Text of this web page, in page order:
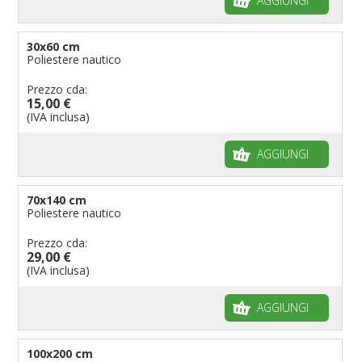
Bandiere per enti pubblici
Bandiere per ambasciate
Bandiere per riserve naturali e parchi
Bandiere per musicisti
pennoni per bandiere
30x60 cm
Poliestere nautico
Prezzo cda:
15,00 €
(IVA inclusa)
AGGIUNGI
70x140 cm
Poliestere nautico
Prezzo cda:
29,00 €
(IVA inclusa)
AGGIUNGI
100x200 cm